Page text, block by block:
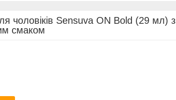
чоловіків Sensuva ON Bold (29 мл) з
смаком